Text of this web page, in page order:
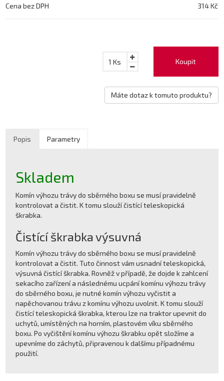
Cena bez DPH 314 Kč
Koupit
1 Ks
Máte dotaz k tomuto produktu?
Popis Parametry
Skladem
Komín výhozu trávy do sběrného boxu se musí pravidelně
kontrolovat a čistit. K tomu slouží čistící teleskopická
škrabka.
Čistící škrabka výsuvná
Komín výhozu trávy do sběrného boxu se musí pravidelně
kontrolovat a čistit. Tuto činnost vám usnadní teleskopická,
výsuvná čistící škrabka. Rovněž v případě, že dojde k zahlcení
sekacího zařízení a následnému ucpání komínu výhozu trávy
do sběrného boxu, je nutné komín výhozu vyčistit a
napěchovanou trávu z komínu výhozu uvolnit. K tomu slouží
čistící teleskopická škrabka, kterou lze na traktor upevnit do
uchytů, umístěných na horním, plastovém víku sběrného
boxu. Po vyčištění komínu výhozu škrabku opět složíme a
upevníme do záchytů, připravenou k dalšímu případnému
použití.